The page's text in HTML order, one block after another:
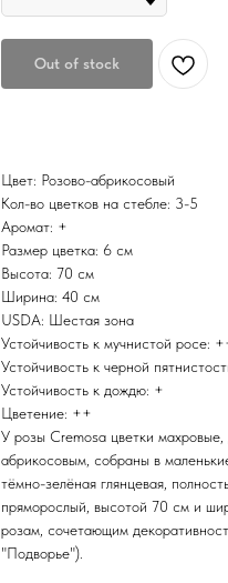
Out of stock
Цвет: Розово-абрикосовый
Кол-во цветков на стебле: 3-5
Аромат: +
Размер цветка: 6 см
Высота: 70 см
Ширина: 40 см
USDA: Шестая зона
Устойчивость к мучнистой росе:
Устойчивость к черной
Устойчивость к дождю: +
Цветение: ++
У розы Cremosa цветки
абрикосовым, собраны в
тёмно-зелёная глянцевая,
пряморослый, высотой 70 см и
розам, сочетающим
"Подворье").